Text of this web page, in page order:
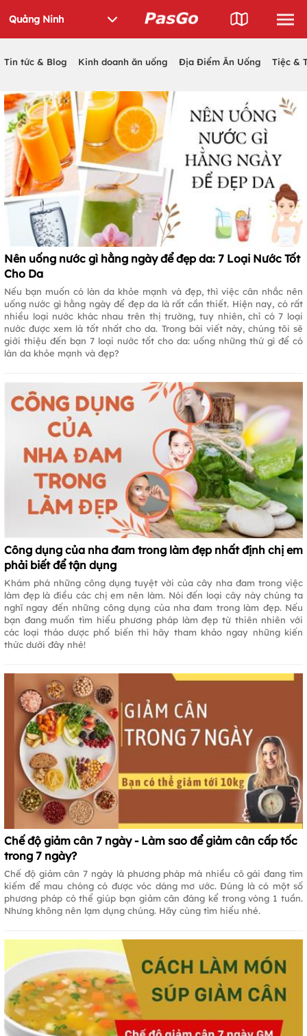
Tin tức & Blog Kinh doanh ăn uống Địa Điểm Ăn Uống Tiệc &
Nên uống nước gì hằng ngày để đẹp da: 7 Loại Nước Tốt
Cho Da
Nếu bạn muốn có làn da khỏe mạnh và đẹp, thì việc cân nhắc nên
uống nước gì hằng ngày để đẹp da là rất cần thiết. Hiện nay, có rất
nhiều loại nước khác nhau trên thị trường, tuy nhiên, chỉ có 7 loại
nước được xem là tốt nhất cho da. Trong bài viết này, chúng tôi sẽ
giới thiệu đến bạn 7 loại nước tốt cho da: uống những thứ gì để có
làn da khỏe mạnh và đẹp?
Công dụng của nha đam trong làm đẹp nhất định chị em
phải biết để tận dụng
Khám phá những công dụng tuyệt vời của cây nha đam trong việc
làm đẹp là điều các chị em nên làm. Nói đến loại cây này chúng ta
nghĩ ngay đến những công dụng của nha đam trong làm đẹp. Nếu
bạn đang muốn tìm hiểu phương pháp làm đẹp từ thiên nhiên với
các loại thảo dược phổ biến thì hãy tham khảo ngay những kiến
thức dưới đây nhé!
Chế độ giảm cân 7 ngày - Làm sao để giảm cân cấp tốc
trong 7 ngày?
Chế độ giảm cân 7 ngày là phương pháp mà nhiều cô gái đang tìm
kiếm để mau chóng có được vóc dáng mơ ước. Đúng là có một số
phương pháp có thể giúp bạn giảm cân đáng kể trong vòng 1 tuần.
Nhưng không nên lạm dụng chúng. Hãy cùng tìm hiểu nhé.